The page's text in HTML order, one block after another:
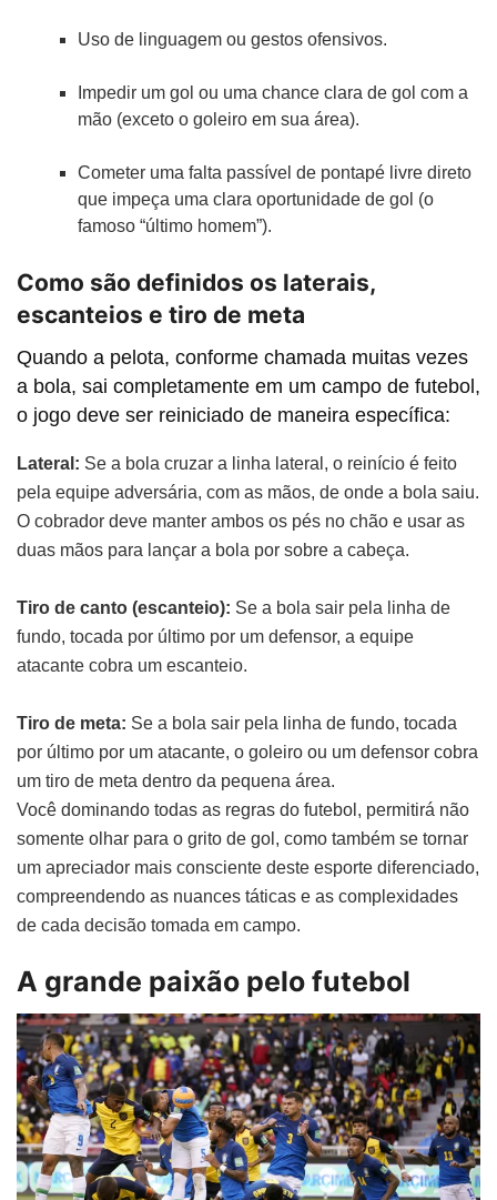
Uso de linguagem ou gestos ofensivos.
Impedir um gol ou uma chance clara de gol com a
mão (exceto o goleiro em sua área).
Cometer uma falta passível de pontapé livre direto
que impeça uma clara oportunidade de gol (o
famoso “último homem”).
Como são definidos os laterais,
escanteios e tiro de meta
Quando a pelota, conforme chamada muitas vezes
a bola, sai completamente em um campo de futebol,
o jogo deve ser reiniciado de maneira específica:
Lateral: Se a bola cruzar a linha lateral, o reinício é feito
pela equipe adversária, com as mãos, de onde a bola saiu.
O cobrador deve manter ambos os pés no chão e usar as
duas mãos para lançar a bola por sobre a cabeça.
Tiro de canto (escanteio): Se a bola sair pela linha de
fundo, tocada por último por um defensor, a equipe
atacante cobra um escanteio.
Tiro de meta: Se a bola sair pela linha de fundo, tocada
por último por um atacante, o goleiro ou um defensor cobra
um tiro de meta dentro da pequena área.
Você dominando todas as regras do futebol, permitirá não
somente olhar para o grito de gol, como também se tornar
um apreciador mais consciente deste esporte diferenciado,
compreendendo as nuances táticas e as complexidades
de cada decisão tomada em campo.
A grande paixão pelo futebol